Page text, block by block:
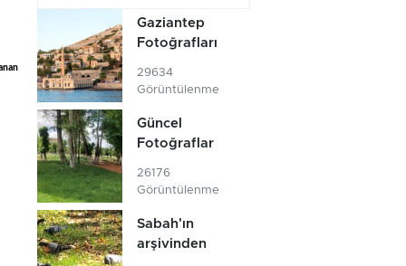
Gaziantep
Fotoğrafları
29634
Görüntülenme
Güncel
Fotoğraflar
26176
Görüntülenme
Sabah'ın
arşivinden